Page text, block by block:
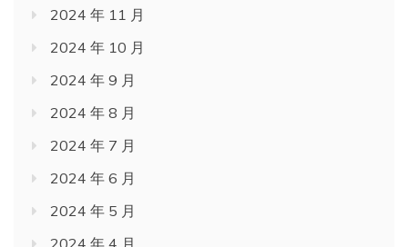
2024 年 11 月
2024 年 10 月
2024 年 9 月
2024 年 8 月
2024 年 7 月
2024 年 6 月
2024 年 5 月